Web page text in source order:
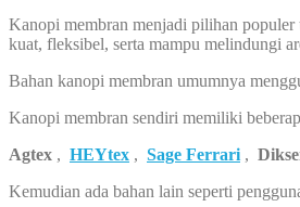
Kanopi membran menjadi pilihan populer
kuat, fleksibel, serta mampu melindungi
Bahan kanopi membran umumnya
Kanopi membran sendiri memiliki
Agtex , HEYtex , Sage Ferrari ,
Kemudian ada bahan lain seperti